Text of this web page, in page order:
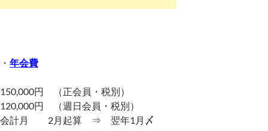
・ 年会費
150,000円 （正会員・税別）
120,000円 （週日会員・税別）
会計月 2月起算 ⇒ 翌年1月〆